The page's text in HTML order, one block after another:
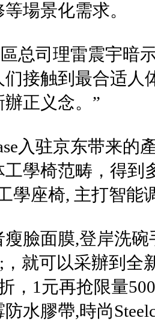
場景化需求。
區总司理雷震宇
接触到最合适人
正义念。”
入驻京东带来
學椅范畴，得到
學座椅, 主打智
臉面膜,登岸洗碗
就可以采辦到全
，1元再抢限量
水膠帶,時尚